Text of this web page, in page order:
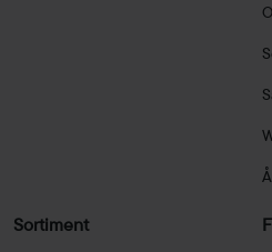
Sortiment